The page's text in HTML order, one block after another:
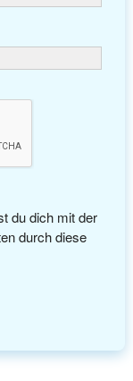
du dich mit der
durch diese